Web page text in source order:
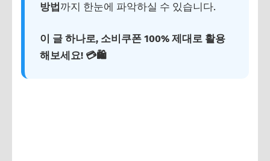
방법 까지 한눈에 파악하실 수 있습니다.
이 글 하나로, 소비쿠폰 100% 제대로 활용
해보세요! 💳🛍️